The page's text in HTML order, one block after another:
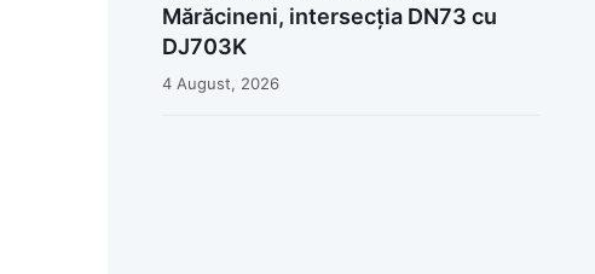
Mărăcineni, intersecția DN73 cu
DJ703K
4 August, 2026